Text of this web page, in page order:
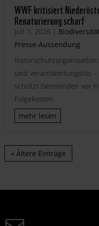
WWF kritisiert
Renaturierung scharf
Juli 1, 2026 |
Presse-Aussendung
und verantwortungslos
schützt Gemeinden vor
Folgekosten
mehr lesen
« Ältere Einträge